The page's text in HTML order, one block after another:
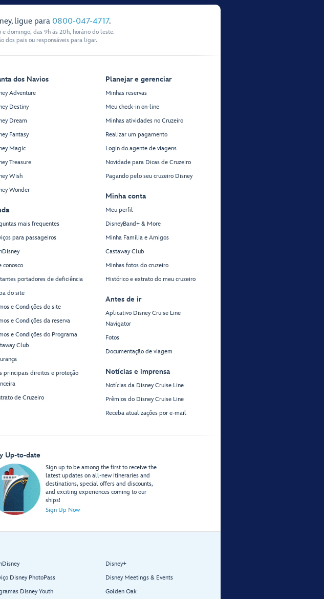
ligue para 0800-047-4717.
domingo, das 9h ás 20h, horário do leste.
dos pais ou responsáveis para ligar.
dos Navios
Adventure
Destiny
Dream
Fantasy
Magic
Treasure
Wish
Wonder
mais frequentes
para passageiros
conosco
portadores de deficiência
do site
e Condições do site
e Condições da reserva
e Condições do Programa
Club
principais direitos e proteção
de Cruzeiro
Planejar e gerenciar
Minhas reservas
Meu check-in on-line
Minhas atividades no Cruzeiro
Realizar um pagamento
Login do agente de viagens
Novidade para Dicas de Cruzeiro
Pagando pelo seu cruzeiro Disney
Minha conta
Meu perfil
DisneyBand+ & More
Minha Família e Amigos
Castaway Club
Minhas fotos do cruzeiro
Histórico e extrato do meu cruzeiro
Antes de ir
Aplicativo Disney Cruise Line
Navigator
Fotos
Documentação de viagem
Notícias e imprensa
Notícias da Disney Cruise Line
Prêmios do Disney Cruise Line
Receba atualizações por e-mail
Up-to-date
Sign up to be among the first to receive the
latest updates on all-new itineraries and
destinations, special offers and discounts,
and exciting experiences coming to our
ships!
Sign Up Now
Disney PhotoPass
Disney Youth
Disney+
Disney Meetings & Events
Golden Oak